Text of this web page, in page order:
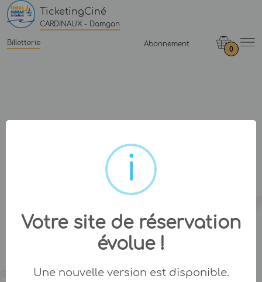
TicketingCiné
CARDINAUX - Damgan
Billetterie Abonnement
0
Votre site de réservation
évolue !
Une nouvelle version est disponible.